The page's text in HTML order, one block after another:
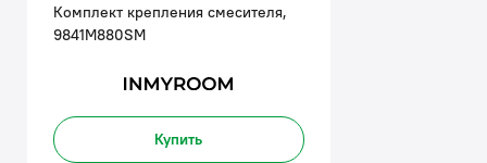
Комплект крепления смесителя,
9841M880SM
Купить